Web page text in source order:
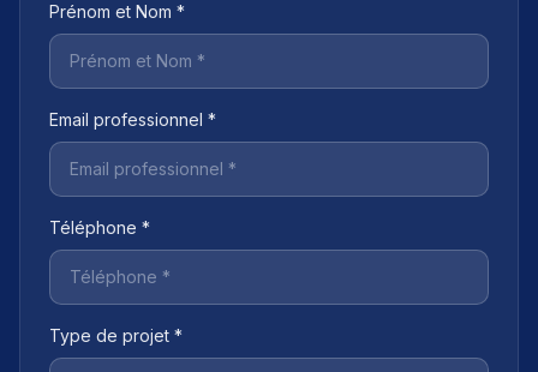
Prénom et Nom *
Email professionnel *
Téléphone *
Type de projet *